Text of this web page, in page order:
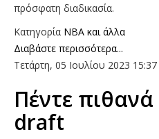
πρόσφατη διαδικασία.
Κατηγορία NBA και άλλα
Διαβάστε περισσότερα...
Τετάρτη, 05 Ιουλίου 2023 15:37
Πέντε
draft